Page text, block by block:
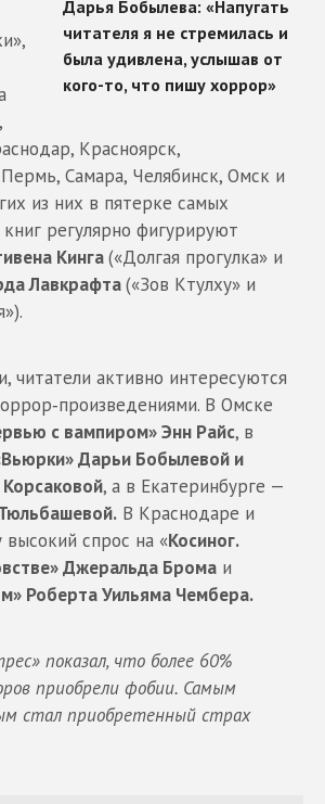
Красноярск,
Пермь, Самара, Челябинск, Омск и
из них в пятерке самых
регулярно фигурируют
Кинга(«Долгая прогулка» и
Лавкрафта(«Зов Ктулху» и
читатели активно интересуются
В Омске
с вампиром» Энн Райс, в
Дарьи Бобылевой и
, а в Екатеринбурге —
В Краснодаре и
высокий спрос на «Косиног.
Джеральда Брома и
Роберта Уильяма Чембера.
показал, что более 60%
приобрели фобии. Самым
стал приобретенный страх